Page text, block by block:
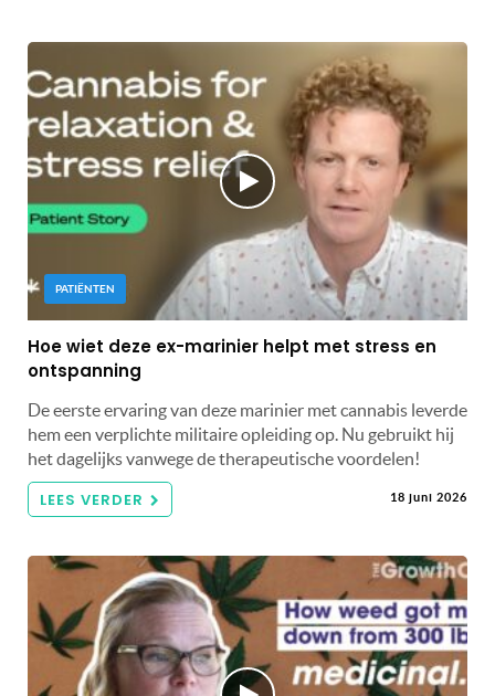
PATIËNTEN
Hoe wiet deze ex-marinier helpt met stress en
ontspanning
De eerste ervaring van deze marinier met cannabis leverde
hem een ​​verplichte militaire opleiding op. Nu gebruikt hij
het dagelijks vanwege de therapeutische voordelen!
LEES VERDER 18 juni 2026